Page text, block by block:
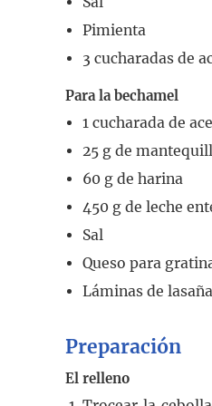
Pimienta
3 cucharadas de
Para la bechamel
1 cucharada de
25 g de
60 g de harina
450 g de leche
Sal
Queso para
Láminas de
Preparación
El relleno